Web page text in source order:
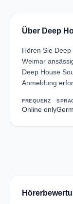
Über Deep
Hören Sie
Weimar
Deep House
Anmeldung
FREQUENZ
Online only